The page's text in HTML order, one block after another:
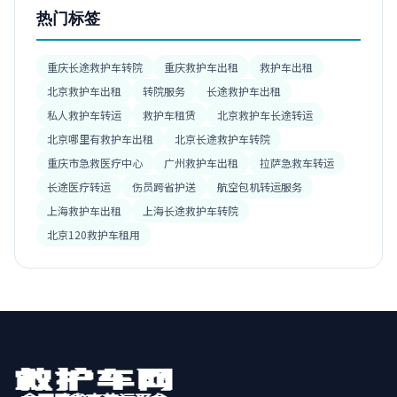
热门标签
重庆长途救护车转院 重庆救护车出租
救护车出租
北京救护车出租
转院服务
长途救护车出租
私人救护车转运
救护车租赁
北京救护车长途转运
北京哪里有救护车出租
北京长途救护车转院
重庆市急救医疗中心
广州救护车出租
拉萨急救车转运
长途医疗转运
伤员跨省护送
航空包机转运服务
上海救护车出租
上海长途救护车转院
北京120救护车租用